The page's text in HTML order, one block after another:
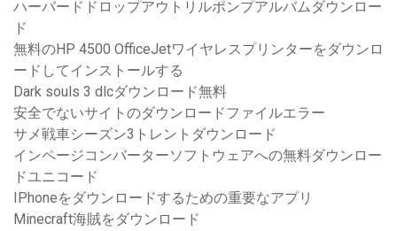
ハーバードドロップアウトリルポンプアルバムダウンロー
ド
無料のHP 4500 OfficeJetワイヤレスプリンターをダウンロ
ードしてインストールする
Dark souls 3 dlcダウンロード無料
安全でないサイトのダウンロードファイルエラー
サメ戦車シーズン3トレントダウンロード
インページコンバーターソフトウェアへの無料ダウンロー
ドユニコード
IPhoneをダウンロードするための重要なアプリ
Minecraft海賊をダウンロード